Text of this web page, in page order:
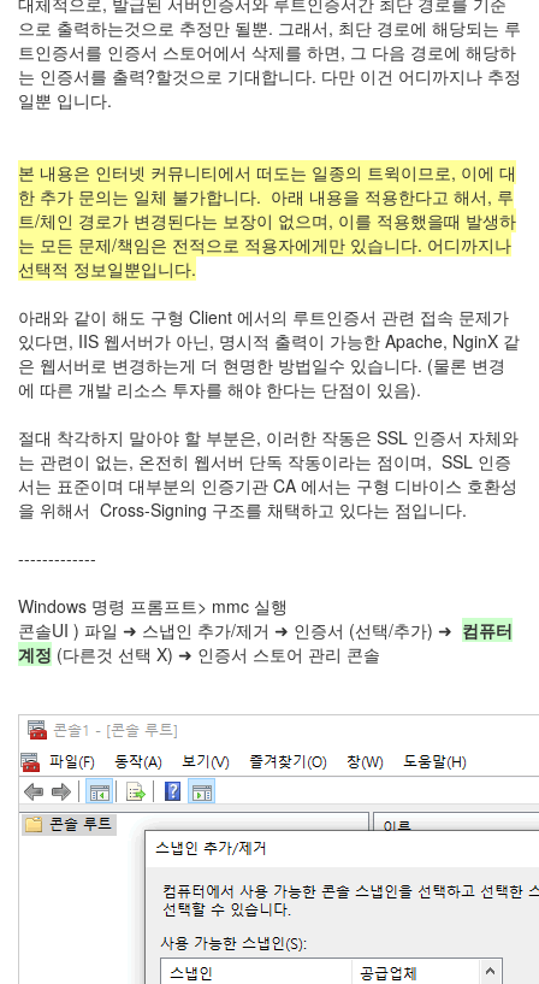
으로 출력하는것으로 추정만 될뿐. 그래서, 최단 경로에 해당되는 루
트인증서를 인증서 스토어에서 삭제를 하면, 그 다음 경로에 해당하
는 인증서를 출력?할것으로 기대합니다. 다만 이건 어디까지나 추정
일뿐 입니다.
본 내용은 인터넷 커뮤니티에서 떠도는 일종의 트윅이므로, 이에 대
한 추가 문의는 일체 불가합니다. 아래 내용을 적용한다고 해서, 루
트/체인 경로가 변경된다는 보장이 없으며, 이를 적용했을때 발생하
는 모든 문제/책임은 전적으로 적용자에게만 있습니다. 어디까지나
선택적 정보일뿐입니다.
아래와 같이 해도 구형 Client 에서의 루트인증서 관련 접속 문제가
있다면, IIS 웹서버가 아닌, 명시적 출력이 가능한 Apache, NginX 같
은 웹서버로 변경하는게 더 현명한 방법일수 있습니다. (물론 변경
에 따른 개발 리소스 투자를 해야 한다는 단점이 있음).
절대 착각하지 말아야 할 부분은, 이러한 작동은 SSL 인증서 자체와
는 관련이 없는, 온전히 웹서버 단독 작동이라는 점이며, SSL 인증
서는 표준이며 대부분의 인증기관 CA 에서는 구형 디바이스 호환성
을 위해서 Cross-Signing 구조를 채택하고 있다는 점입니다.
-------------
Windows 명령 프롬프트> mmc 실행
콘솔UI ) 파일 ➜ 스냅인 추가/제거 ➜ 인증서 (선택/추가) ➜ 컴퓨터
계정 (다른것 선택 X) ➜ 인증서 스토어 관리 콘솔